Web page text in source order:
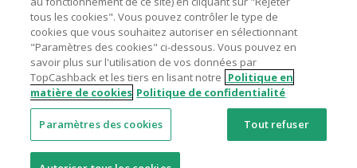
Tout compte impliqué dans des commandes ou activités
frauduleuses pour manipuler le système de cashback sera
clôturé et leur cashback confisqué.
Nos sites UK US CN JP DE AU
© 2005 - 2026 TopCashback Group Limited
tous les cookies". Vous pouvez contrôler le type de
cookies que vous souhaitez autoriser en sélectionnant
"Paramètres des cookies" ci-dessous. Vous pouvez en
savoir plus sur l'utilisation de vos données par
TopCashback et les tiers en lisant notre Politique en
matière de cookies Politique de confidentialité
Paramètres des cookies Tout refuser